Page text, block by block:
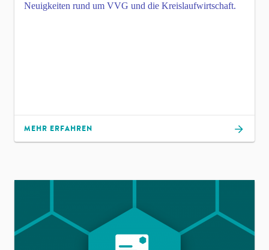
Neuigkeiten rund um VVG und die Kreislaufwirtschaft.
MEHR ERFAHREN